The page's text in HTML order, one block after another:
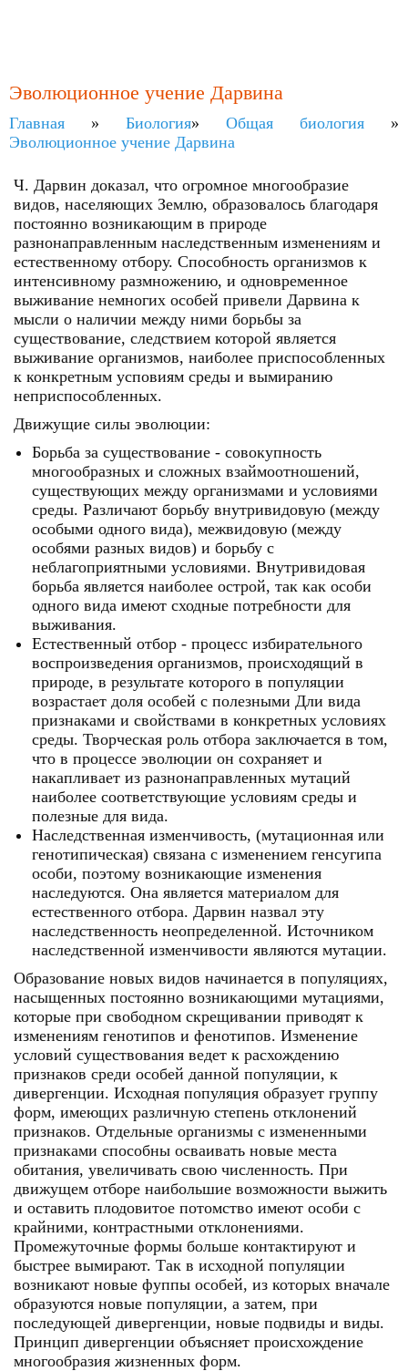
Эволюционное учение Дарвина
Главная » Биология» Общая биология »
Эволюционное учение Дарвина
Ч. Дарвин доказал, что огромное многообразие
видов, населяющих Землю, образовалось благодаря
постоянно возникающим в природе
разнонаправленным наследственным изменениям и
естественному отбору. Способность организмов к
интенсивному размножению, и одновременное
выживание немногих особей привели Дарвина к
мысли о наличии между ними борьбы за
существование, следствием которой является
выживание организмов, наиболее приспособленных
к конкретным усповиям среды и вымиранию
неприспособленных.
Движущие силы эволюции:
Борьба за существование - совокупность
многообразных и сложных взаймоотношений,
существующих между организмами и условиями
среды. Различают борьбу внутривидовую (между
особыми одного вида), межвидовую (между
особями разных видов) и борьбу с
неблагоприятными условиями. Внутривидовая
борьба является наиболее острой, так как особи
одного вида имеют сходные потребности для
выживания.
Естественный отбор - процесс избирательного
воспроизведения организмов, происходящий в
природе, в результате которого в популяции
возрастает доля особей с полезными Дли вида
признаками и свойствами в конкретных условиях
среды. Творческая роль отбора заключается в том,
что в процессе эволюции он сохраняет и
накапливает из разнонаправленных мутаций
наиболее соответствующие условиям среды и
полезные для вида.
Наследственная изменчивость, (мутационная или
генотипическая) связана с изменением генсугипа
особи, поэтому возникающие изменения
наследуются. Она является материалом для
естественного отбора. Дарвин назвал эту
наследственность неопределенной. Источником
наследственной изменчивости являются мутации.
Образование новых видов начинается в популяциях,
насыщенных постоянно возникающими мутациями,
которые при свободном скрещивании приводят к
изменениям генотипов и фенотипов. Изменение
условий существования ведет к расхождению
признаков среди особей данной популяции, к
дивергенции. Исходная популяция образует группу
форм, имеющих различную степень отклонений
признаков. Отдельные организмы с измененными
признаками способны осваивать новые места
обитания, увеличивать свою численность. При
движущем отборе наибольшие возможности выжить
и оставить плодовитое потомство имеют особи с
крайними, контрастными отклонениями.
Промежуточные формы больше контактируют и
быстрее вымирают. Так в исходной популяции
возникают новые фуппы особей, из которых вначале
образуются новые популяции, а затем, при
последующей дивергенции, новые подвиды и виды.
Принцип дивергенции объясняет происхождение
многообразия жизненных форм.